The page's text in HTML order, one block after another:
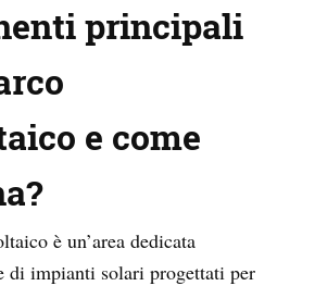
principali
e come
è un’area dedicata
di impianti solari progettati per